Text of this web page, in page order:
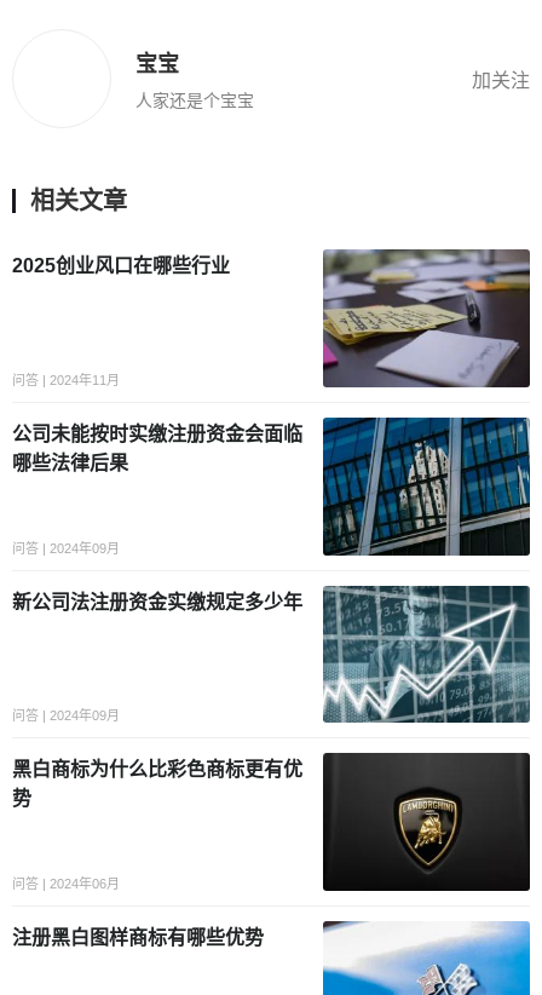
宝宝
人家还是个宝宝
加关注
相关文章
2025创业风口在哪些行业
问答 | 2024年11月
公司未能按时实缴注册资金会面临
哪些法律后果
问答 | 2024年09月
新公司法注册资金实缴规定多少年
问答 | 2024年09月
黑白商标为什么比彩色商标更有优
势
问答 | 2024年06月
注册黑白图样商标有哪些优势